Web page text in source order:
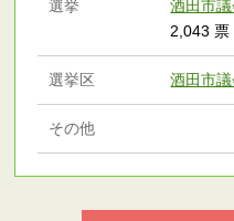
選挙 酒田市
2,043 票
選挙区 酒田市
その他